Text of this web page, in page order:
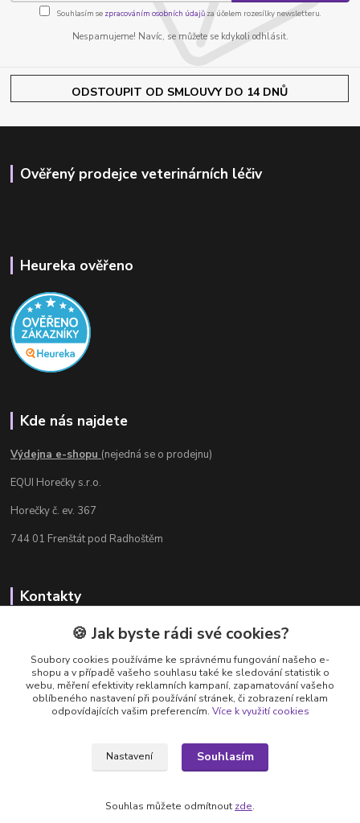
Souhlasím se zpracováním osobních údajůza účelem rozesílky newsletteru.
Nespamujeme! Navíc, se můžete se kdykoli odhlásit.
ODSTOUPIT OD SMLOUVY DO 14 DNŮ
Ověřený prodejce veterinárních léčiv
Heureka ověřeno
Kde nás najdete
Výdejna e-shopu (nejedná se o prodejnu)
EQUI Horečky s.r.o.
Horečky č. ev. 367
744 01 Frenštát pod Radhoštěm
Kontakty
Radka Chamrádová
+420 737 484 708
Výdejna e-shopu: Po-Ne, 8-20 hod.
info@equi-horecky.cz
Frenštát pod Radhoštěm, C 93460 vedená u Krajského soudu v Ostravě
🍪 Jak byste rádi své cookies?
Soubory cookies používáme ke správnému fungování našeho e-
shopu a v případě vašeho souhlasu také ke sledování statistik o
webu, měření efektivity reklamních kampaní, zapamatování vašeho
oblíbeného nastavení při používání stránek, či zobrazení reklam
odpovídajících vašim preferencím. Více k využití cookies
Nastavení Souhlasím
Souhlas můžete odmítnout zde.